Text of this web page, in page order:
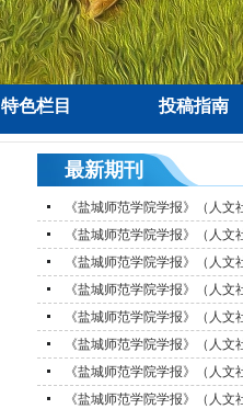
特色栏目 投稿指南
最新期刊
《盐城师范学院学报》（人
《盐城师范学院学报》（人
《盐城师范学院学报》（人
《盐城师范学院学报》（人
《盐城师范学院学报》（人
《盐城师范学院学报》（人
《盐城师范学院学报》（人
《盐城师范学院学报》（人